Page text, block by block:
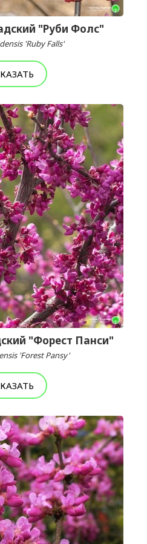
"Руби Фолс"
'Ruby Falls'
"Форест Панси"
'Forest Pansy'